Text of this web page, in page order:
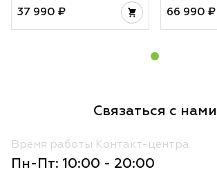
37 990 ₽ 66 990 ₽
Связаться с нами
Время работы Контакт-центра
Пн-Пт: 10:00 - 20:00